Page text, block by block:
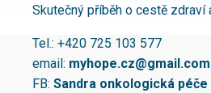
Skutečný příběh o cestě zdraví
Tel.: +420 725 103 577
email: myhope.cz@gmail.com
FB: Sandra onkologická péče